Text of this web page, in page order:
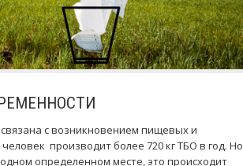
с возникновением пищевых и
производит более 720 кг ТБО в год. Но
определенном месте, это происходит